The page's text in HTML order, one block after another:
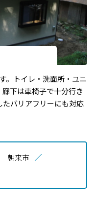
。トイレ・洗面所・ユニ
下は車椅子で十分行き
バリアフリーにも対応
朝来市